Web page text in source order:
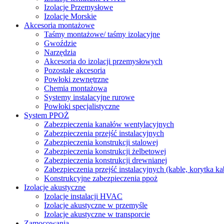
Izolacje Przemysłowe
Izolacje Morskie
Akcesoria montażowe
Taśmy montażowe/ taśmy izolacyjne
Gwoździe
Narzędzia
Akcesoria do izolacji przemysłowych
Pozostałe akcesoria
Powłoki zewnętrzne
Chemia montażowa
Systemy instalacyjne rurowe
Powłoki specjalistyczne
System PPOŻ
Zabezpieczenia kanałów wentylacyjnych
Zabezpieczenia przejść instalacyjnych
Zabezpieczenia konstrukcji stalowej
Zabezpieczenia konstrukcji żelbetowej
Zabezpieczenia konstrukcji drewnianej
Zabezpieczenia przejść instalacyjnych (kable, korytka
Konstrukcyjne zabezpieczenia ppoż
Izolacje akustyczne
Izolacje instalacji HVAC
Izolacje akustyczne w przemyśle
Izolacje akustyczne w transporcie